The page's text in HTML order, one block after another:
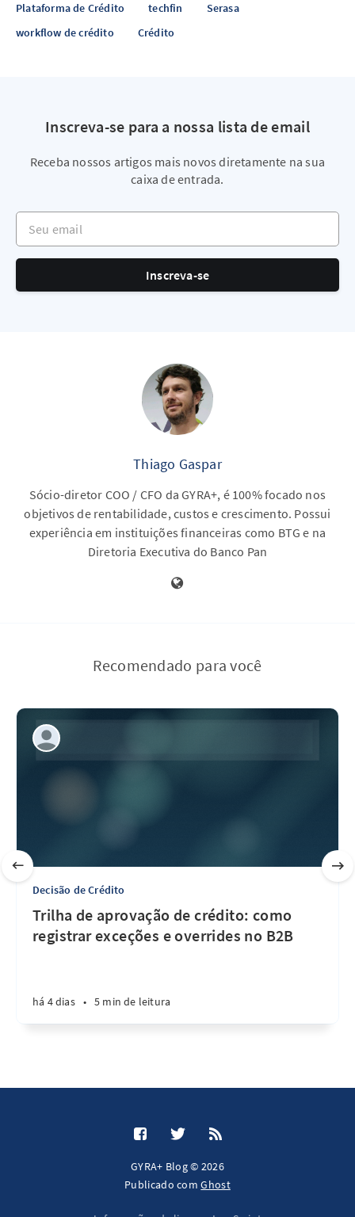
Plataforma de Crédito
techfin
Serasa
workflow de crédito
Crédito
Inscreva-se para a nossa lista de email
Receba nossos artigos mais novos diretamente na sua
caixa de entrada.
Seu email
Inscreva-se
Thiago Gaspar
Sócio-diretor COO / CFO da GYRA+, é 100% focado nos
objetivos de rentabilidade, custos e crescimento. Possui
experiência em instituições financeiras como BTG e na
Diretoria Executiva do Banco Pan
Recomendado para você
Decisão de Crédito
Trilha de aprovação de crédito: como
registrar exceções e overrides no B2B
há 4 dias • 5 min de leitura
GYRA+ Blog © 2026
Publicado comGhost